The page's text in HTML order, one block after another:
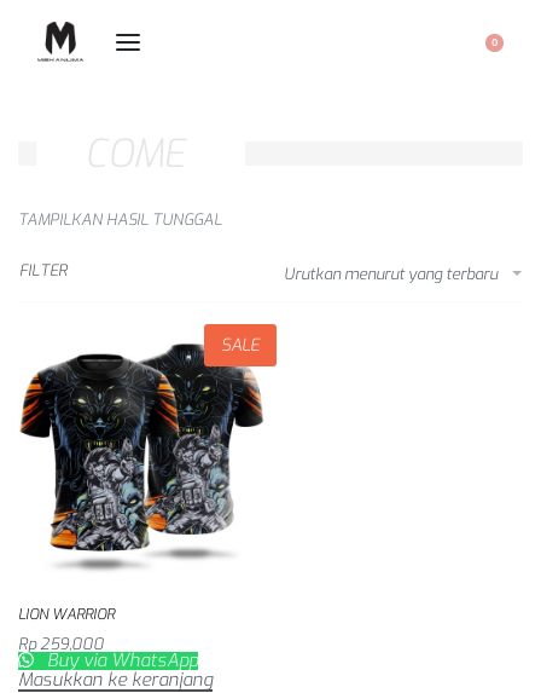
0
COME
TAMPILKAN HASIL TUNGGAL
Urutkan menurut yang terbaru
FILTER
SALE
LION WARRIOR
Buy via WhatsApp
Rp259,000
Masukkan ke keranjang